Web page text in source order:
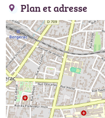
Plan et adresse